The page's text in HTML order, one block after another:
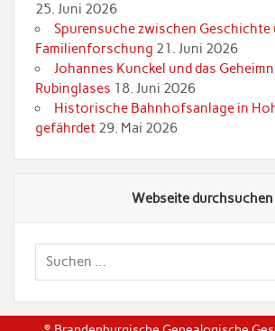
25. Juni 2026
Spurensuche zwischen Geschichte
Familienforschung 21. Juni 2026
Johannes Kunckel und das
Rubinglases 18. Juni 2026
Historische Bahnhofsanlage in
gefährdet 29. Mai 2026
Webseite durchsuchen